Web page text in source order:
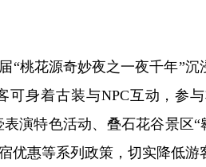
“桃花源奇妙夜之一夜千年”
身着古装与NPC互动，参
演特色活动、叠石花谷景区
优惠等系列政策，切实降低